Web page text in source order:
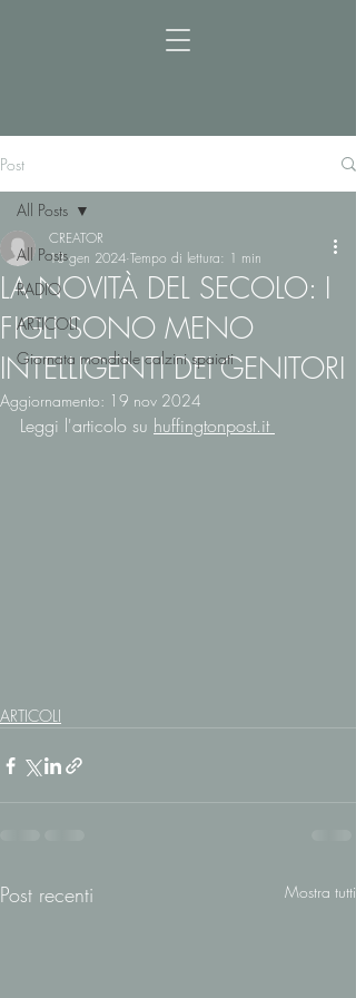
Post
All Posts
RADIO
ARTICOLI
Giornata mondiale calzini spaiati
All Posts
LA NOVITÀ DEL SECOLO: I
FIGLI SONO MENO
INTELLIGENTI DEI GENITORI
CREATOR
13 gen 2024 Tempo di lettura: 1 min
Aggiornamento: 19 nov 2024
Leggi l'articolo su huffingtonpost.it
ARTICOLI
Post recenti Mostra tutti